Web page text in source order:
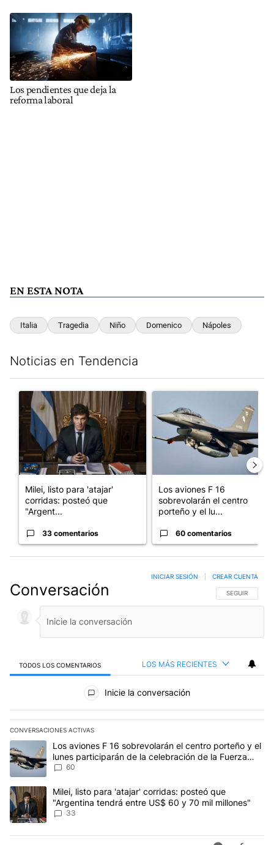
Los pendientes que deja la
reforma laboral
EN ESTA NOTA
Italia Tragedia Niño Domenico Nápoles
Noticias en Tendencia
Un artículo de tendencia con el título "Milei, listo para 'atajar'
Milei, listo para 'atajar'
corridas: posteó que
"Argent...
33 comentarios
Los aviones F 16
sobrevolarán el centro
porteño y el lu...
60 comentarios
Conversación SIGA ESTA
SEGUIR
INICIAR SESIÓN CREAR CUENTA
TODOS LOS COMENTARIOS LOS MÁS RECIENTES
Todos los comentarios
Inicie la conversación
CONVERSACIONES ACTIVAS
Este listado muestra los artículos con más comentarios en los
Un artículo de tendencia con el título "Los aviones F 16
Los aviones F 16 sobrevolarán el centro porteño y el
lunes participarán de la celebración de la Fuerza
Aérea
60
Un artículo de tendencia con el título "Milei, listo para 'atajar'
Milei, listo para 'atajar' corridas: posteó que
"Argentina tendrá entre US$ 60 y 70 mil millones"
33